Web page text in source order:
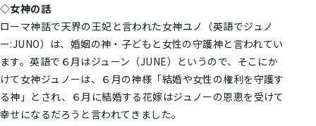
◇女神の話
ローマ神話で天界の王妃と言われた女神ユノ（英語でジュノ
ー:JUNO）は、婚姻の神・子どもと女性の守護神と言われてい
ます。英語で６月はジューン（JUNE）というので、そこにか
けて女神ジュノーは、６月の神様「結婚や女性の権利を守護す
る神」とされ、６月に結婚する花嫁はジュノーの恩恵を受けて
幸せになるだろうと言われてきました。